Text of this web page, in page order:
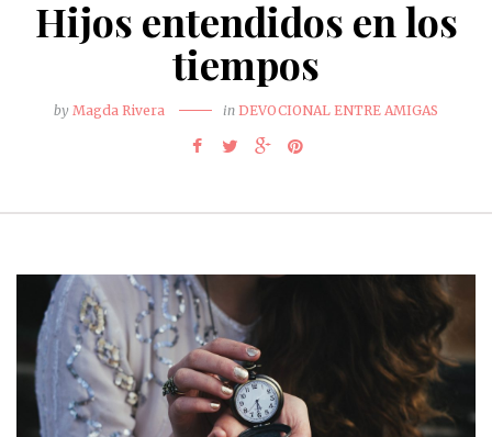
Hijos entendidos en los
tiempos
by Magda Rivera in DEVOCIONAL ENTRE AMIGAS